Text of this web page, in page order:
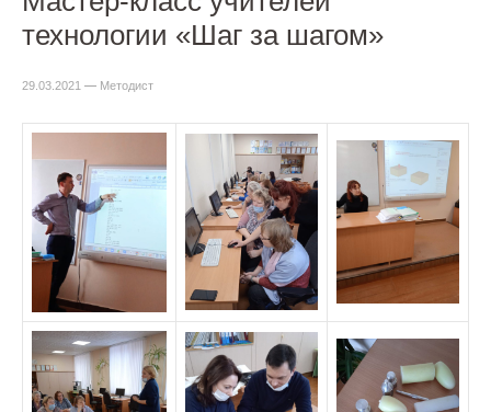
технологии «Шаг за шагом»
29.03.2021 — Методист